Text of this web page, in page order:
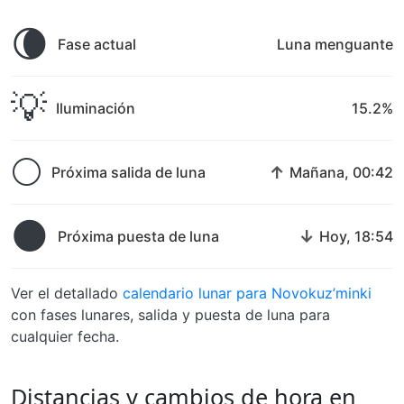
🌘 Fase actual Luna menguante
💡 Iluminación 15.2%
🌕 Próxima salida de luna ↑ Mañana, 00:42
🌑 Próxima puesta de luna ↓ Hoy, 18:54
Ver el detallado calendario lunar para Novokuz’minki
con fases lunares, salida y puesta de luna para
cualquier fecha.
Distancias y cambios de hora en